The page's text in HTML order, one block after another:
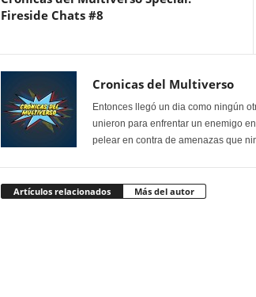
Fireside Chats #8
Cronicas del Multiverso
Entonces llegó un dia como ningún
unieron para enfrentar un enemigo
pelear en contra de amenazas que
Artículos relacionados Más del autor